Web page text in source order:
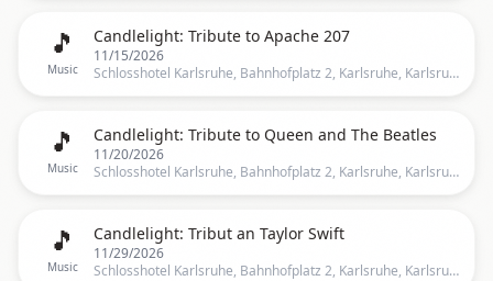
🎵
Music
Candlelight: Tribute to Apache 207
11/15/2026
Schlosshotel Karlsruhe, Bahnhofplatz 2, Karlsruhe, Karlsruhe
🎵
Music
Candlelight: Tribute to Queen and The Beatles
11/20/2026
Schlosshotel Karlsruhe, Bahnhofplatz 2, Karlsruhe, Karlsruhe
🎵
Music
Candlelight: Tribut an Taylor Swift
11/29/2026
Schlosshotel Karlsruhe, Bahnhofplatz 2, Karlsruhe, Karlsruhe